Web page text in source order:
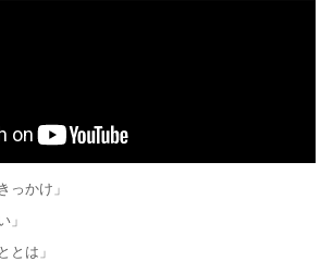
っかけ」
」
とは」